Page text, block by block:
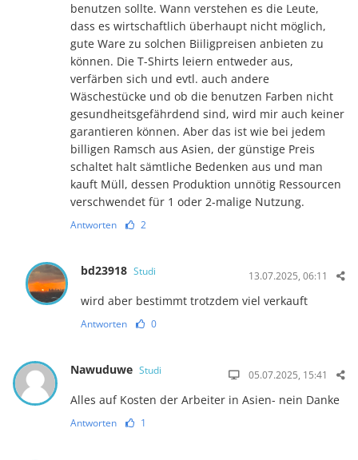
benutzen sollte. Wann verstehen es die Leute,
dass es wirtschaftlich überhaupt nicht möglich,
gute Ware zu solchen Biiligpreisen anbieten zu
können. Die T-Shirts leiern entweder aus,
verfärben sich und evtl. auch andere
Wäschestücke und ob die benutzen Farben nicht
gesundheitsgefährdend sind, wird mir auch keiner
garantieren können. Aber das ist wie bei jedem
billigen Ramsch aus Asien, der günstige Preis
schaltet halt sämtliche Bedenken aus und man
kauft Müll, dessen Produktion unnötig Ressourcen
verschwendet für 1 oder 2-malige Nutzung.
Antworten 2
bd23918 Studi 13.07.2025, 06:11
wird aber bestimmt trotzdem viel verkauft
Antworten 0
Nawuduwe Studi 05.07.2025, 15:41
Alles auf Kosten der Arbeiter in Asien- nein Danke
Antworten 1